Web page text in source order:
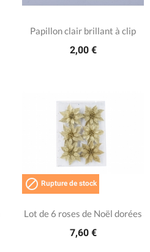
Papillon clair brillant à clip
2,00 €
 Rupture de stock
Lot de 6 roses de Noël dorées
7,60 €